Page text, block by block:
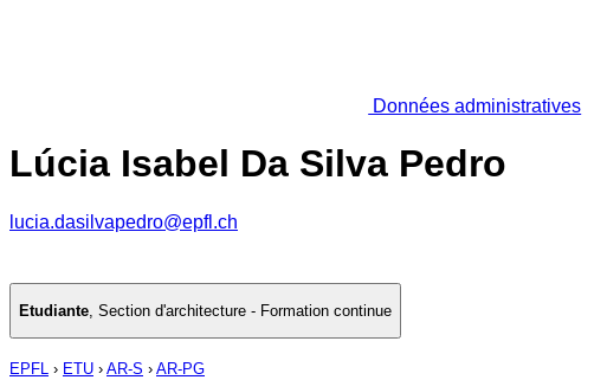
Données administratives
Lúcia Isabel Da Silva Pedro
lucia.dasilvapedro@epfl.ch
Etudiante, Section d'architecture - Formation continue
EPFL › ETU › AR-S › AR-PG